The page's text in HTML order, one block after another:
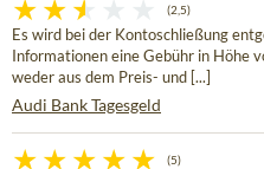
(2,5)
Es wird bei der Kontoschließung
Informationen eine Gebühr in Höhe
weder aus dem Preis- und [...]
Audi Bank Tagesgeld
(5)